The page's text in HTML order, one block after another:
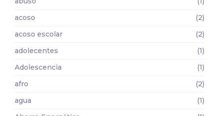
acoso
(2)
acoso escolar
(2)
adolecentes
(1)
Adolescencia
(1)
afro
(2)
agua
(1)